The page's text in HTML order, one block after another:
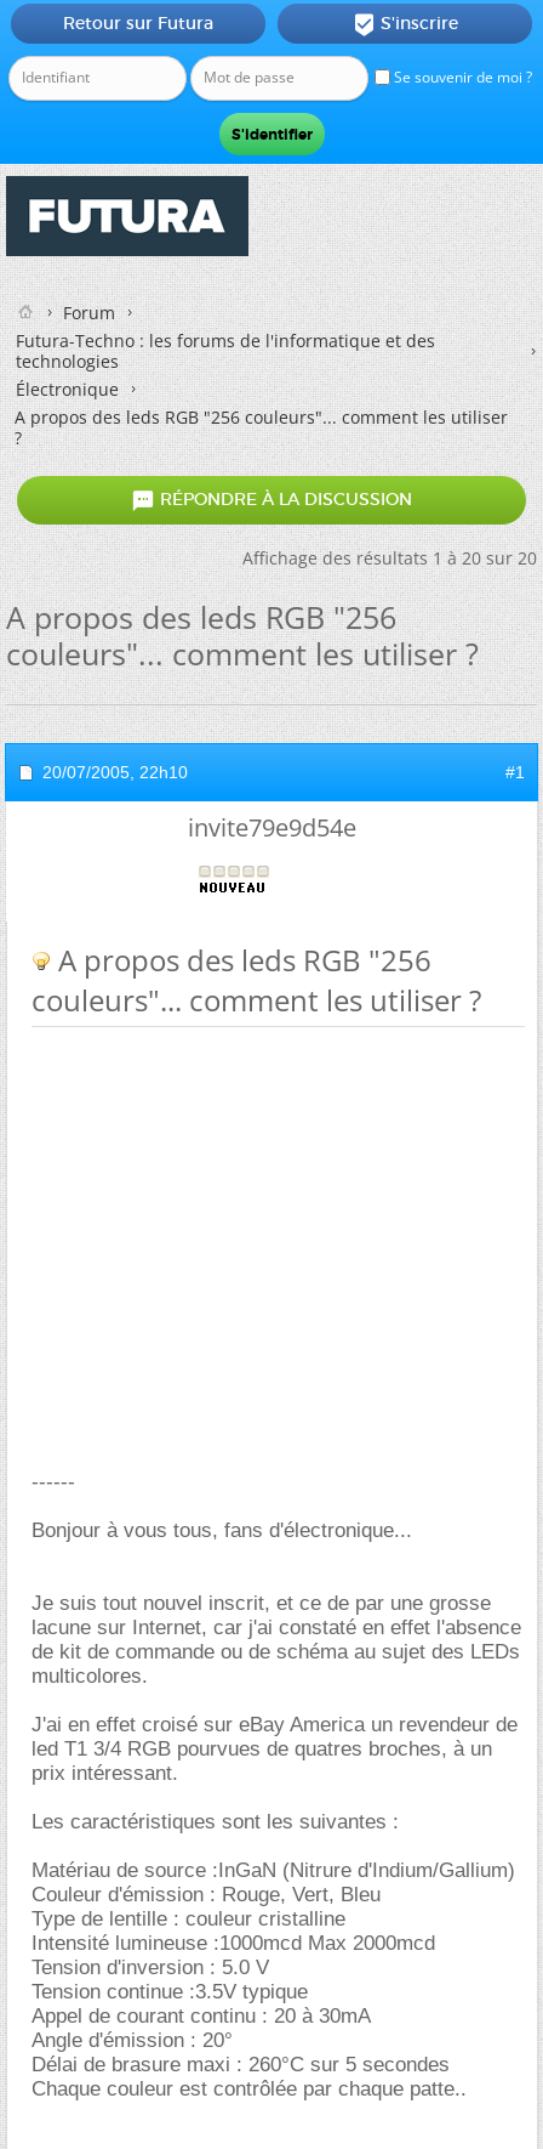
Se souvenir de moi ?
Retour sur Futura  S'inscrire
Forum
Futura-Techno : les forums de l'informatique et des
technologies
Électronique
A propos des leds RGB "256 couleurs"... comment les utiliser
?
 RÉPONDRE À LA DISCUSSION
Affichage des résultats 1 à 20 sur 20
A propos des leds RGB "256
couleurs"... comment les utiliser ?
20/07/2005, 22h10 #1
invite79e9d54e
A propos des leds RGB "256
couleurs"... comment les utiliser ?
------
Bonjour à vous tous, fans d'électronique...
Je suis tout nouvel inscrit, et ce de par une grosse
lacune sur Internet, car j'ai constaté en effet l'absence
de kit de commande ou de schéma au sujet des LEDs
multicolores.
J'ai en effet croisé sur eBay America un revendeur de
led T1 3/4 RGB pourvues de quatres broches, à un
prix intéressant.
Les caractéristiques sont les suivantes :
Matériau de source :InGaN (Nitrure d'Indium/Gallium)
Couleur d'émission : Rouge, Vert, Bleu
Type de lentille : couleur cristalline
Intensité lumineuse :1000mcd Max 2000mcd
Tension d'inversion : 5.0 V
Tension continue :3.5V typique
Appel de courant continu : 20 à 30mA
Angle d'émission : 20°
Délai de brasure maxi : 260°C sur 5 secondes
Chaque couleur est contrôlée par chaque patte..